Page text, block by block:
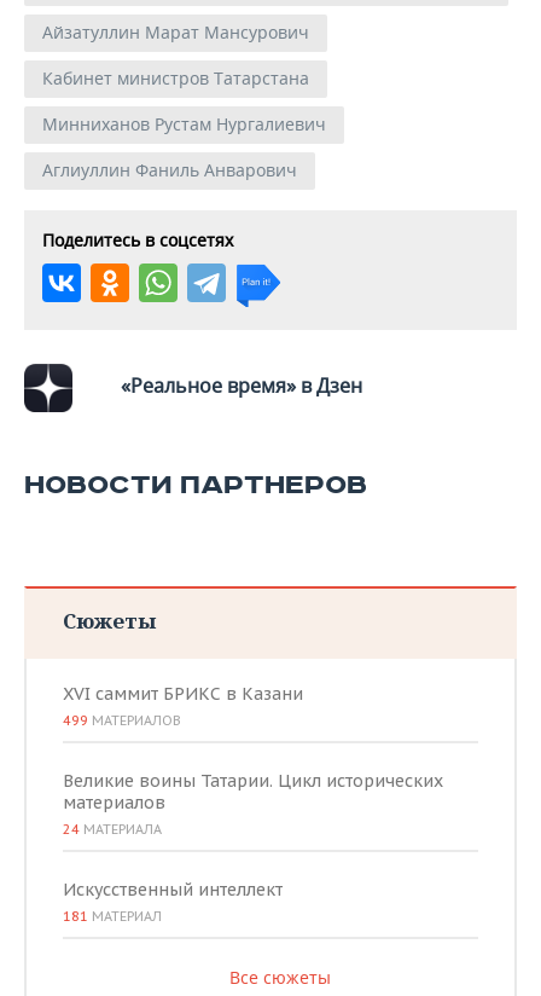
Айзатуллин Марат Мансурович
Кабинет министров Татарстана
Минниханов Рустам Нургалиевич
Аглиуллин Фаниль Анварович
Поделитесь в соцсетях
«Реальное время» в Дзен
НОВОСТИ ПАРТНЕРОВ
Сюжеты
XVI саммит БРИКС в Казани
499 МАТЕРИАЛОВ
Великие воины Татарии. Цикл исторических
материалов
24 МАТЕРИАЛА
Искусственный интеллект
181 МАТЕРИАЛ
Все сюжеты